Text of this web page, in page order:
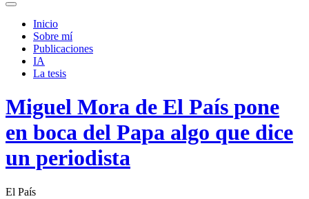
Alternar
campo
búsqueda
Inicio
Sobre mí­
Publicaciones
IA
La tesis
Miguel Mora de El País pone
en boca del Papa algo que dice
un periodista
El País